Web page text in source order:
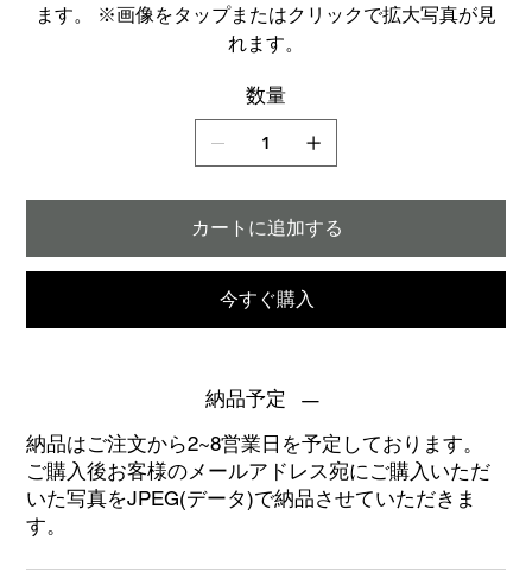
ます。 ※画像をタップまたはクリックで拡大写真が見
れます。
数量
カートに追加する
今すぐ購入
納品予定
納品はご注文から2~8営業日を予定しております。
ご購入後お客様のメールアドレス宛にご購入いただ
いた写真をJPEG(データ)で納品させていただきま
す。